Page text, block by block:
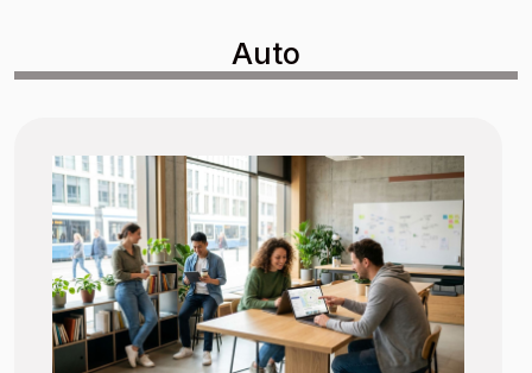
nouvelles possibilités en matière d'entraînement à la
conduite. Alors, êtes-vous prêt à découvrir comment le
Auto